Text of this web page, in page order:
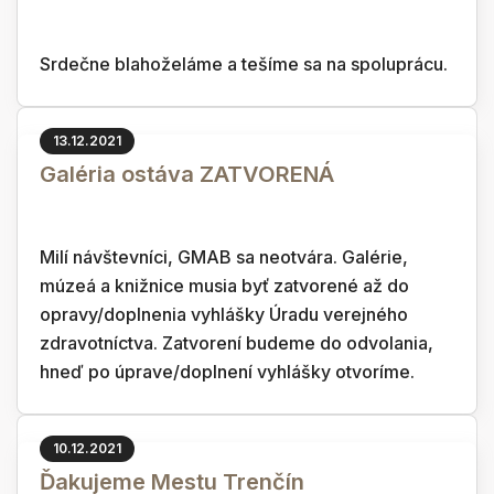
Srdečne blahoželáme a tešíme sa na spoluprácu.
13.12.2021
Galéria ostáva ZATVORENÁ
Milí návštevníci, GMAB sa neotvára. Galérie,
múzeá a knižnice musia byť zatvorené až do
opravy/doplnenia vyhlášky Úradu verejného
zdravotníctva. Zatvorení budeme do odvolania,
hneď po úprave/doplnení vyhlášky otvoríme.
10.12.2021
Ďakujeme Mestu Trenčín